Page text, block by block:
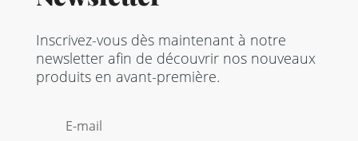
Inscrivez-vous dès maintenant à notre
newsletter afin de découvrir nos nouveaux
produits en avant-première.